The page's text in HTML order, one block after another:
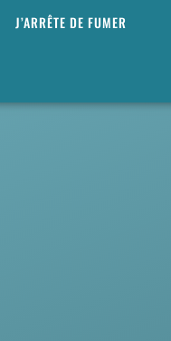
J’ARRÊTE DE FUMER